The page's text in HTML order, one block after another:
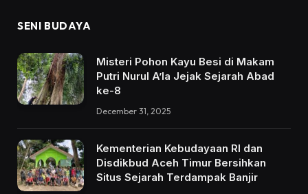
SENI BUDAYA
Misteri Pohon Kayu Besi di Makam
Putri Nurul A’la Jejak Sejarah Abad
ke-8
December 31, 2025
Kementerian Kebudayaan RI dan
Disdikbud Aceh Timur Bersihkan
Situs Sejarah Terdampak Banjir